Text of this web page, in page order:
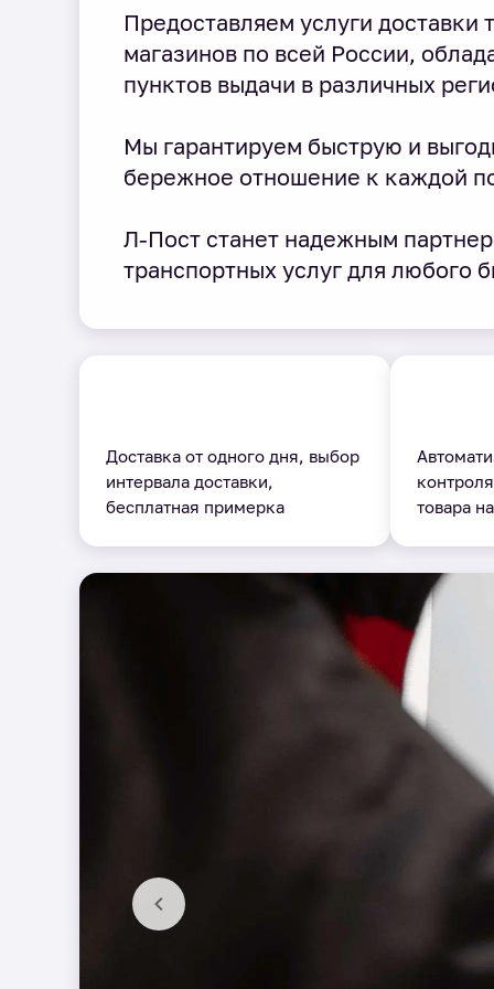
Предоставляем услуги доставки
магазинов по всей России,
пунктов выдачи в различных
Мы гарантируем быструю и
бережное отношение к каждой
Л-Пост станет надежным
транспортных услуг для любого
Доставка от одного дня, выбор
интервала доставки,
бесплатная примерка
товара